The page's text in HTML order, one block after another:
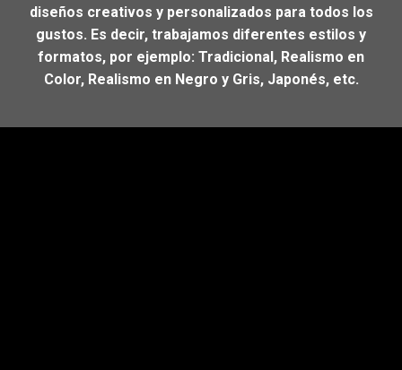
diseños creativos y personalizados para todos los
gustos. Es decir, trabajamos diferentes estilos y
formatos, por ejemplo: Tradicional, Realismo en
Color, Realismo en Negro y Gris, Japonés, etc.​